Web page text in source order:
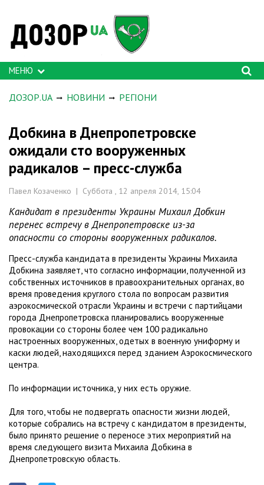
МЕНЮ
ДОЗОР.UA НОВИНИ РЕГІОНИ
Добкина в Днепропетровске
ожидали сто вооруженных
радикалов – пресс-служба
Павел Козаченко | Суббота , 12 апреля 2014, 15:04
Кандидат в президенты Украины Михаил Добкин
перенес встречу в Днепропетровске из-за
опасности со стороны вооруженных радикалов.
Пресс-служба кандидата в президенты Украины Михаила
Добкина заявляет, что согласно информации, полученной из
собственных источников в правоохранительных органах, во
время проведения круглого стола по вопросам развития
аэрокосмической отрасли Украины и встречи с партийцами
города Днепропетровска планировались вооруженные
провокации со стороны более чем 100 радикально
настроенных вооруженных, одетых в военную униформу и
каски людей, находящихся перед зданием Аэрокосмического
центра.
По информации источника, у них есть оружие.
Для того, чтобы не подвергать опасности жизни людей,
которые собрались на встречу с кандидатом в президенты,
было принято решение о переносе этих мероприятий на
время следующего визита Михаила Добкина в
Днепропетровскую область.